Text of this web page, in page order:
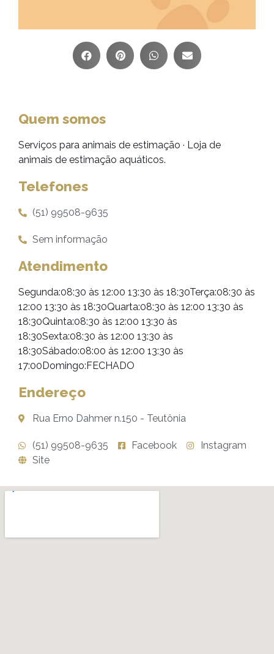
Quem somos
Serviços para animais de estimação · Loja de
animais de estimação aquáticos.
Telefones
(51) 99508-9635
Sem informação
Atendimento
Segunda:08:30 às 12:00 13:30 às 18:30Terça:08:30 às
12:00 13:30 às 18:30Quarta:08:30 às 12:00 13:30 às
18:30Quinta:08:30 às 12:00 13:30 às
18:30Sexta:08:30 às 12:00 13:30 às
18:30Sábado:08:00 às 12:00 13:30 às
17:00Domingo:FECHADO
Endereço
Rua Erno Dahmer n.150 - Teutônia
(51) 99508-9635 Facebook
Instagram
Site